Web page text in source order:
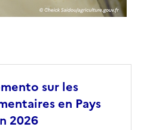
sur les
en Pays
2026